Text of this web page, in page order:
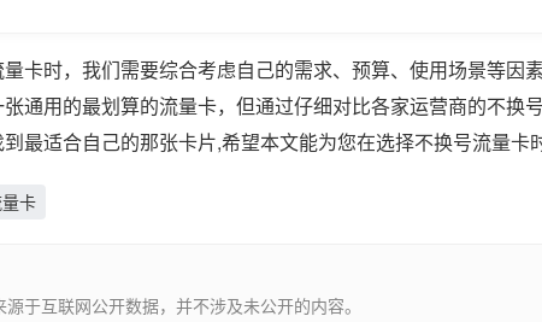
卡时，我们需要综合考虑自己的需求、预算、使用场景等因
通用的最划算的流量卡，但通过仔细对比各家运营商的不换
最适合自己的那张卡片,希望本文能为您在选择不换号流量卡
卡
于互联网公开数据，并不涉及未公开的内容。